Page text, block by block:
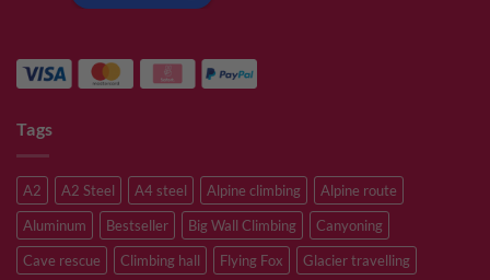
Tags
A2 A2 Steel A4 steel Alpine climbing
Alpine route
Aluminum
Bestseller Big Wall Climbing
Canyoning
Cave rescue
Climbing hall Flying Fox
Glacier travelling